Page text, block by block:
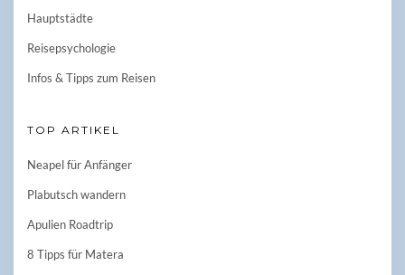
Hauptstädte
Reisepsychologie
Infos & Tipps zum Reisen
TOP ARTIKEL
Neapel für Anfänger
Plabutsch wandern
Apulien Roadtrip
8 Tipps für Matera